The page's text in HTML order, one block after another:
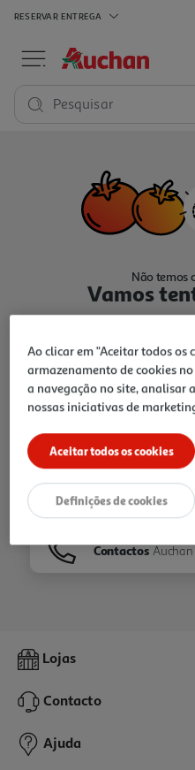
RESERVAR ENTREGA
Pesquisar
Não temos
Vamos
Ir para Homepage
Contactos Auchan
Lojas
Contacto
Ajuda
Ao clicar em "Aceitar todos os
armazenamento de cookies
a navegação no site, analisar
nossas iniciativas de
Aceitar todos os cookies
Definições de cookies